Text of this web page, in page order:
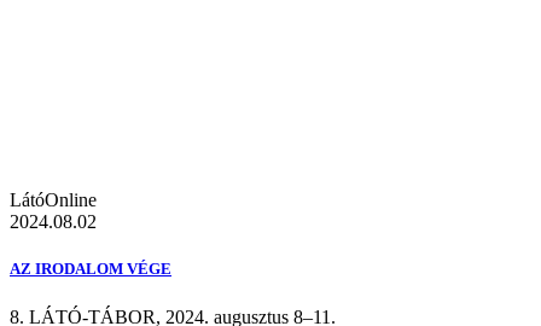
LátóOnline
2024.08.02
AZ IRODALOM VÉGE
8. LÁTÓ-TÁBOR, 2024. augusztus 8–11.